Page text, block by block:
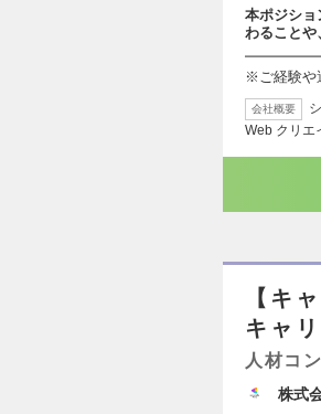
本ポジショ
わること
※ご経験や
会社概要
Web クリエ
【キ
キャ
人材コ
株式